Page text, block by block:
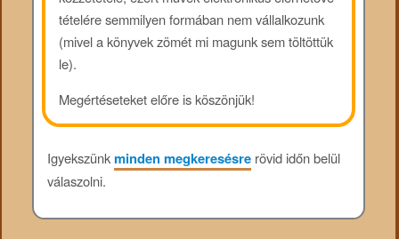
tételére semmilyen formában nem vállalkozunk
(mivel a könyvek zömét mi magunk sem töltöttük
le).
Megértéseteket előre is köszönjük!
Igyekszünkminden megkeresésrerövid időn belül
válaszolni.